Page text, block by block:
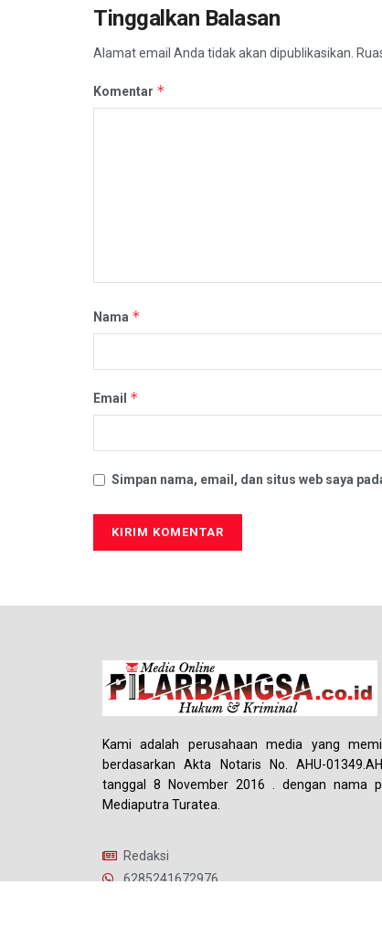
Tinggalkan Balasan
Alamat email Anda tidak akan dipublikasikan.
Komentar *
Nama *
Email *
Simpan nama, email, dan situs web saya
Kami adalah perusahaan media yang
berdasarkan Akta Notaris No. AHU-
tanggal 8 November 2016 . dengan nama
Mediaputra Turatea.
Redaksi
6285241672976